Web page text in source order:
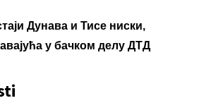
Дунава и Тисе ниски,
у бачком делу ДТД